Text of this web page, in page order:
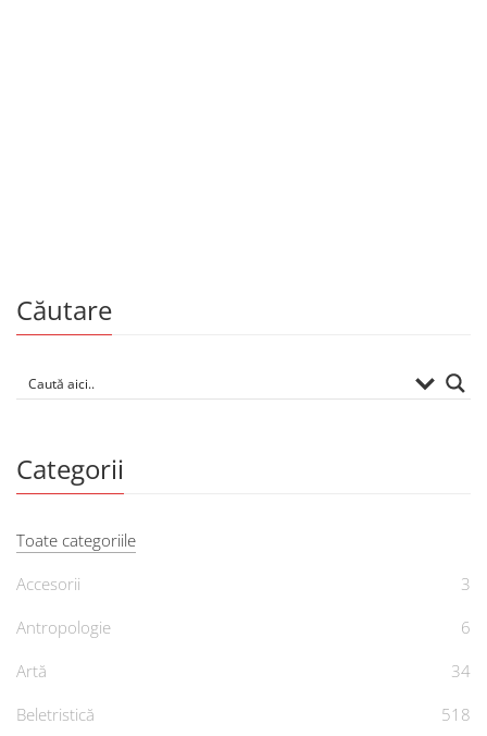
Căutare
Categorii
Toate categoriile
Accesorii
3
Antropologie
6
Artă
34
Beletristică
518